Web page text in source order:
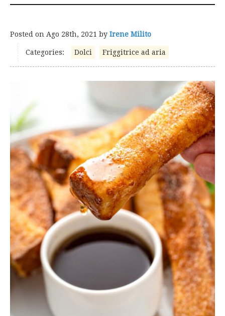
Posted on Ago 28th, 2021 by Irene Milito
Categories: Dolci Friggitrice ad aria